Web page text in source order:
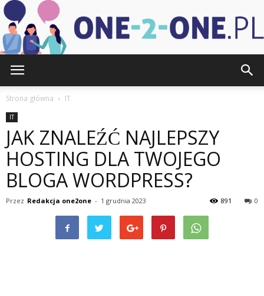
2-
one.pl
Strona główna IT
IT
JAK ZNALEŹĆ NAJLEPSZY
HOSTING DLA TWOJEGO
BLOGA WORDPRESS?
Przez Redakcja one2one - 1 grudnia 2023 0
891